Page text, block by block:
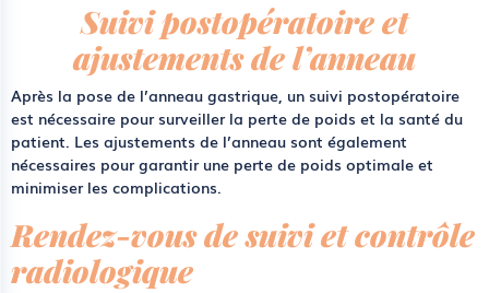
Suivi postopératoire et
ajustements de l’anneau
Après la pose de l’anneau gastrique, un suivi postopératoire
est nécessaire pour surveiller la perte de poids et la santé du
patient. Les ajustements de l’anneau sont également
nécessaires pour garantir une perte de poids optimale et
minimiser les complications.
Rendez-vous de suivi et contrôle
radiologique